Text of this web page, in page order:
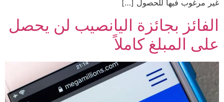
غير مرغوب فيها للحصول […]
الفائز بجائزة اليانصيب لن يحصل
على المبلغ كاملاً